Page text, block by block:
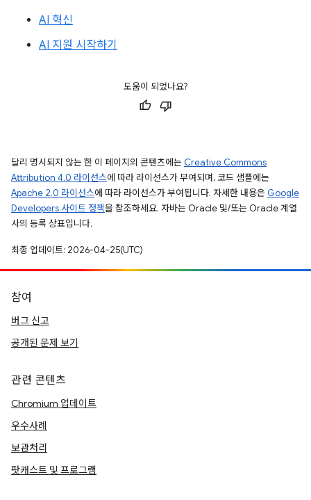
AI 혁신
AI 지원 시작하기
도움이 되었나요?
달리 명시되지 않는 한 이 페이지의 콘텐츠에는 Creative Commons
Attribution 4.0 라이선스에 따라 라이선스가 부여되며, 코드 샘플에는
Apache 2.0 라이선스에 따라 라이선스가 부여됩니다. 자세한 내용은 Google
Developers 사이트 정책을 참조하세요. 자바는 Oracle 및/또는 Oracle 계열
사의 등록 상표입니다.
최종 업데이트: 2026-04-25(UTC)
참여
버그 신고
공개된 문제 보기
관련 콘텐츠
Chromium 업데이트
우수사례
보관처리
팟캐스트 및 프로그램